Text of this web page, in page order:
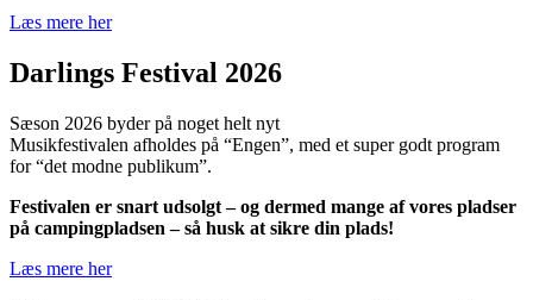
Læs mere her
Darlings Festival 2026
Sæson 2026 byder på noget helt nyt
Musikfestivalen afholdes på “Engen”, med et super godt program
for“det modne publikum”.
Festivalen er snart udsolgt–og dermed mange afvores pladser
på campingpladsen – så husk at sikre din plads!
Læs mere her